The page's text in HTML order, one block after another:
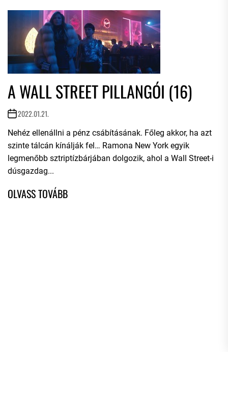
A WALL STREET PILLANGÓI (16)
2022.01.21.
Nehéz ellenállni a pénz csábításának. Főleg akkor, ha azt
szinte tálcán kínálják fel… Ramona New York egyik
legmenőbb sztriptízbárjában dolgozik, ahol a Wall Street-i
dúsgazdag...